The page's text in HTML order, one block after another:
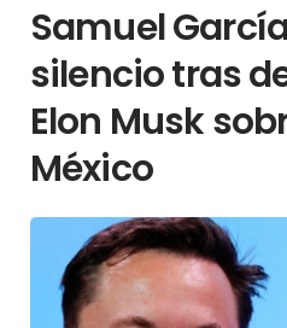
Samuel
silencio tras
Elon Musk
México